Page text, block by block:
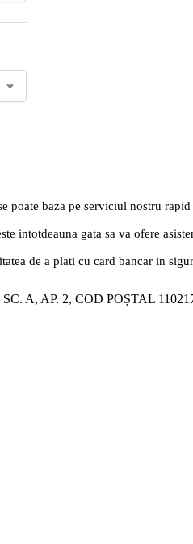
poate baza pe serviciul nostru
intotdeauna gata sa va ofere
de a plati cu card bancar in
A, AP. 2, COD POȘTAL